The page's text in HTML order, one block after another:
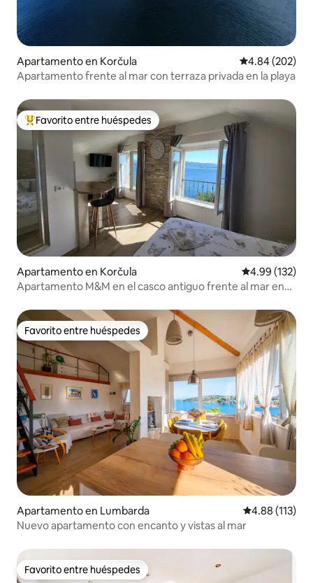
Apartamento en Korčula Calificación
4.84 (202)
Apartamento frente al mar con terraza privada en la playa
Favorito entre huéspedes preferido
Favorito entre huéspedes
Apartamento en Korčula Calificación
4.99 (132)
Apartamento M&M en el casco antiguo frente al mar en
Favorito entre huéspedes
Favorito entre huéspedes
Apartamento en Lumbarda Calificación
4.88 (113)
Nuevo apartamento con encanto y vistas al mar
Favorito entre huéspedes
Favorito entre huéspedes